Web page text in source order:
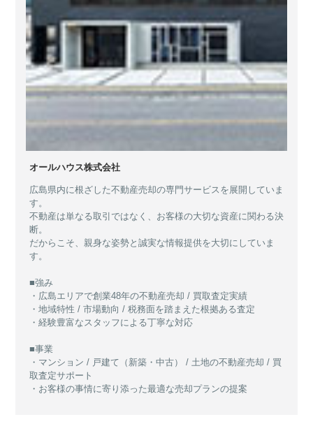
オールハウス株式会社
広島県内に根ざした不動産売却の専門サービスを展開していま
す。
不動産は単なる取引ではなく、お客様の大切な資産に関わる決
断。
だからこそ、親身な姿勢と誠実な情報提供を大切にしていま
す。
■強み
・広島エリアで創業48年の不動産売却 / 買取査定実績
・地域特性 / 市場動向 / 税務面を踏まえた根拠ある査定
・経験豊富なスタッフによる丁寧な対応
■事業
・マンション / 戸建て（新築・中古） / 土地の不動産売却 / 買
取査定サポート
・お客様の事情に寄り添った最適な売却プランの提案